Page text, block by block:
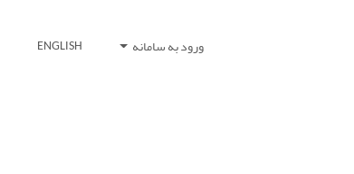
ورود به سامانه ENGLISH